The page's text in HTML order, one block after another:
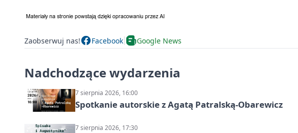
Zaobserwuj nas! Facebook Google News
Nadchodzące wydarzenia
7 sierpnia 2026, 16:00
Spotkanie autorskie z Agatą Patralską-Obarewicz
7 sierpnia 2026, 17:30